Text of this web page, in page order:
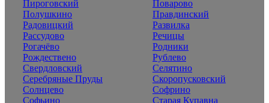
Пироговский
Поварово
Полушкино
Правдинский
Радовицкий
Развилка
Рассудово
Речицы
Рогачёво
Родники
Рождествено
Рублево
Свердловский
Селятино
Серебряные Пруды
Скоропусковский
Солнцево
Софрино
Софьино
Старая Купавна